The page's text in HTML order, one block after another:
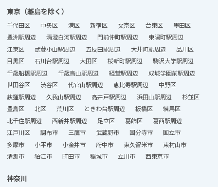
東京（離島を除く）
千代田区 中央区 港区 新宿区 文京区 台東区
墨田区
豊洲駅周辺
清澄白河駅周辺 門前仲町駅周辺
東陽町駅周辺
江東区
武蔵小山駅周辺 五反田駅周辺 大井町駅周辺
品川区
目黒区
石川台駅周辺 大田区 桜新町駅周辺
駒沢大学駅周辺
千歳船橋駅周辺
千歳烏山駅周辺 経堂駅周辺
成城学園前駅周辺
世田谷区
渋谷区 代官山駅周辺 恵比寿駅周辺
中野区
荻窪駅周辺
久我山駅周辺 高井戸駅周辺 浜田山駅周辺
杉並区
豊島区
北区 荒川区 ときわ台駅周辺 板橋区
練馬区
北千住駅周辺
西新井駅周辺 足立区 葛飾区
葛西駅周辺
江戸川区
調布市 三鷹市 武蔵野市 国分寺市
国立市
多摩市
小平市 小金井市 府中市 東久留米市
東村山市
清瀬市
狛江市 町田市 稲城市 立川市 西東京市
神奈川